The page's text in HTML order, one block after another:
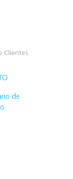
Clientes
de